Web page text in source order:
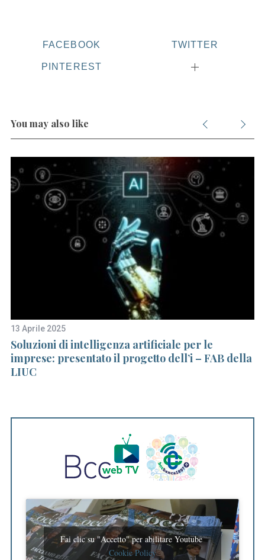
FACEBOOK TWITTER
PINTEREST
You may also like
13 Aprile 2025
Soluzioni di intelligenza artificiale per le
imprese: presentato il progetto dell’i – FAB della
LIUC
Fai clic su "Accetto" per abilitare Youtube
Cookie Policy